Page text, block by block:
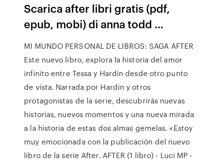
Scarica after libri gratis (pdf,
epub, mobi) di anna todd ...
MI MUNDO PERSONAL DE LIBROS: SAGA AFTER
Este nuevo libro, explora la historia del amor
infinito entre Tessa y Hardin desde otro punto
de vista. Narrada por Hardin y otros
protagonistas de la serie, descubrirás nuevas
historias, nuevos momentos y una nueva mirada
a la historia de estas dos almas gemelas. «Estoy
muy emocionada con la publicación del nuevo
libro de la serie After. AFTER (1 libro) - Luci MP -